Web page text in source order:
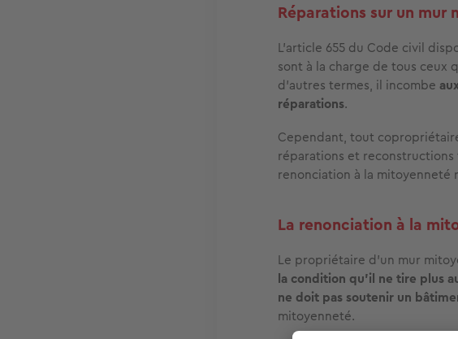
Réparations sur un
L’article 655 du Code civil
sont à la charge de tous
d’autres termes, il incombe
réparations.
Cependant, tout
réparations et reconstructions
renonciation à la mitoyenneté
La renonciation à la
Le propriétaire d’un mur
la condition qu’il ne tire plus
ne doit pas soutenir un
mitoyenneté.